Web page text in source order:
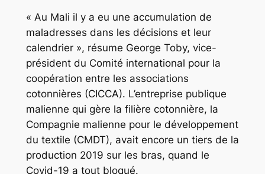
« Au Mali il y a eu une accumulation de
maladresses dans les décisions et leur
calendrier », résume George Toby, vice-
président du Comité international pour la
coopération entre les associations
cotonnières (CICCA). L’entreprise publique
malienne qui gère la filière cotonnière, la
Compagnie malienne pour le développement
du textile (CMDT), avait encore un tiers de la
production 2019 sur les bras, quand le
Covid-19 a tout bloqué.